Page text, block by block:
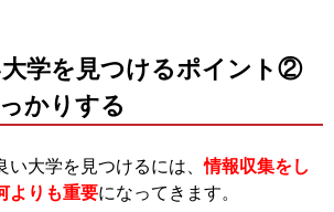
学を見つけるポイント②
かりする
い大学を見つけるには、情報収集をし
よりも重要になってきます。